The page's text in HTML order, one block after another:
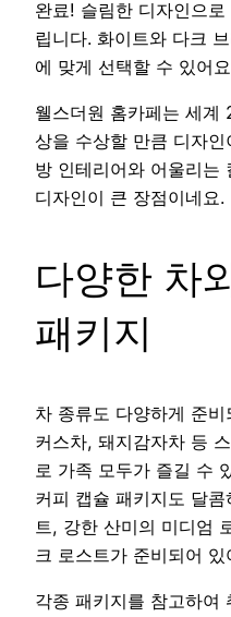
완료! 슬림한 디자인으
립니다. 화이트와 다크
에 맞게 선택할 수 있어
웰스더원 홈카페는 세계
상을 수상할 만큼 디자
방 인테리어와 어울리는
디자인이 큰 장점이네요.
다양한 차
패키지
차 종류도 다양하게 준
커스차, 돼지감자차 등
로 가족 모두가 즐길 수
커피 캡슐 패키지도 달
트, 강한 산미의 미디엄
크 로스트가 준비되어 있
각종 패키지를 참고하여